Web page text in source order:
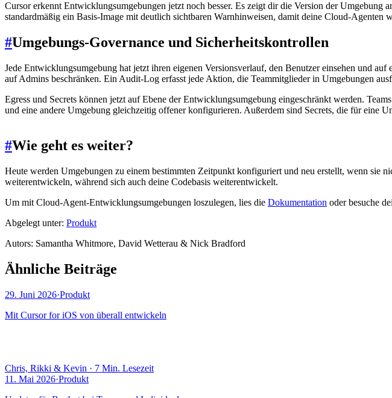
Cursor erkennt Entwicklungsumgebungen jetzt noch besser. Es zeigt dir die Version der
standardmäßig ein Basis-Image mit deutlich sichtbaren Warnhinweisen, damit deine Cloud-Agenten
#Umgebungs-Governance und Sicherheitskontrollen
Jede Entwicklungsumgebung hat jetzt ihren eigenen Versionsverlauf, den Benutzer einsehen und
auf Admins beschränken. Ein Audit-Log erfasst jede Aktion, die Teammitglieder in Umgebungen
Egress und Secrets können jetzt auf Ebene der Entwicklungsumgebung eingeschränkt werden.
und eine andere Umgebung gleichzeitig offener konfigurieren. Außerdem sind Secrets, die für eine
#Wie geht es weiter?
Heute werden Umgebungen zu einem bestimmten Zeitpunkt konfiguriert und neu erstellt, wenn sie
weiterentwickeln, während sich auch deine Codebasis weiterentwickelt.
Um mit Cloud-Agent-Entwicklungsumgebungen loszulegen, lies die Dokumentation oder besuche
Abgelegt unter: Produkt
Autors: Samantha Whitmore, David Wetterau & Nick Bradford
Ähnliche Beiträge
29. Juni 2026·Produkt
Mit Cursor for iOS von überall entwickeln
Chris, Rikki & Kevin · 7 Min. Lesezeit
11. Mai 2026·Produkt